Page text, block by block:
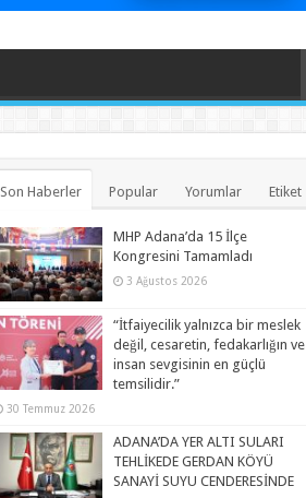
Son Haberler Popular Yorumlar Etiket
MHP Adana’da 15 İlçe
Kongresini Tamamladı
3 Ağustos 2026
“İtfaiyecilik yalnızca bir meslek
değil, cesaretin, fedakarlığın ve
insan sevgisinin en güçlü
temsilidir.”
30 Temmuz 2026
ADANA’DA YER ALTI SULARI
TEHLİKEDE GERDAN KÖYÜ
SANAYİ SUYU CENDERESİNDE